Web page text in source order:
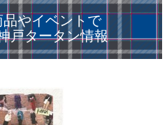
やイベントで
戸タータン情報